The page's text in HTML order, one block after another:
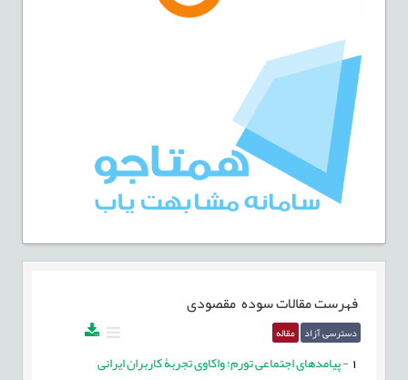
فهرست مقالاتسوده مقصودی
دسترسی آزاد مقاله
-پیامدهای اجتماعی تورم؛ واکاوی تجربۀ کاربران ایرانی